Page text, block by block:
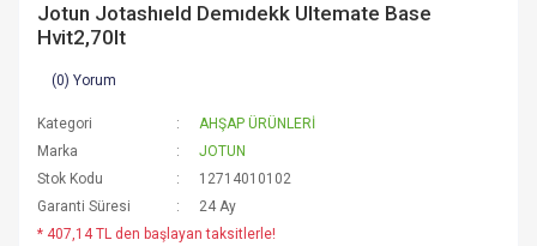
Jotun Jotashıeld Demıdekk Ultemate Base
Hvit2,70lt
(0) Yorum
Kategori
AHŞAP ÜRÜNLERİ
Marka
JOTUN
Stok Kodu
12714010102
Garanti Süresi
24 Ay
* 407,14 TL den başlayan taksitlerle!